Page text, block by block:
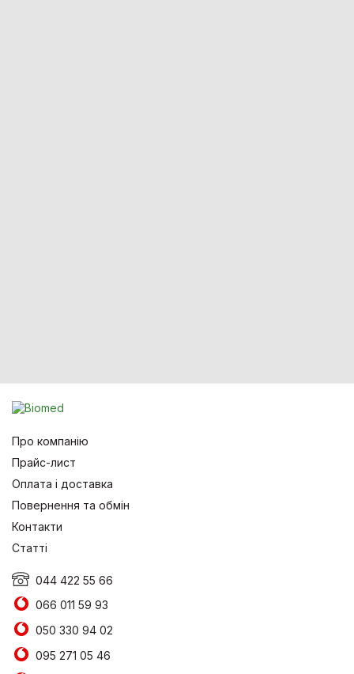
Про компанію
Прайс-лист
Оплата і доставка
Повернення та обмін
Контакти
Статті
044 422 55 66
066 011 59 93
050 330 94 02
095 271 05 46